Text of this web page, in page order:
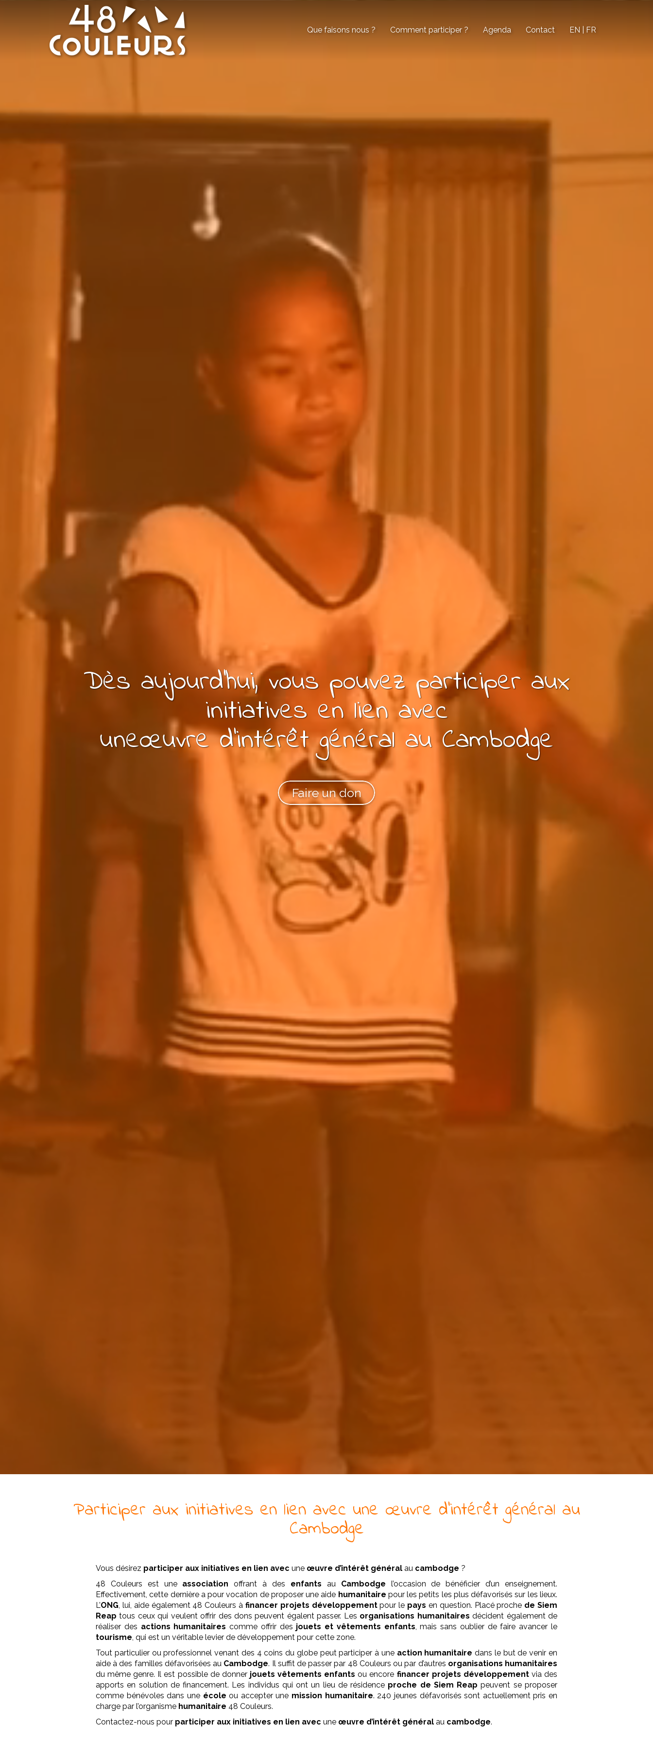
Que faisons nous ? Comment participer ? Agenda Contact EN | FR
Dès aujourd'hui, vous pouvezparticiper aux
initiatives en lien avec
uneœuvre d’intérêt généralau Cambodge
Faire un don
Participer aux initiatives en lien avecune œuvre d’intérêt général au
Cambodge
Vous désirez participer aux initiatives en lien avec une œuvre d’intérêt général au cambodge ?
48 Couleurs est une association offrant à des enfants au Cambodge l’occasion de bénéficier d’un enseignement.
Effectivement, cette dernière a pour vocation de proposer une aide humanitaire pour les petits les plus défavorisés sur les lieux.
L’ONG , lui, aide également 48 Couleurs à financer projets développementpour le pays en question. Placé proche de Siem
Reap tous ceux qui veulent offrir des dons peuvent égalent passer. Les organisations humanitaires décident également de
réaliser des actions humanitaires comme offrir des jouets et vêtements enfants , mais sans oublier de faire avancer le
tourisme , qui est un véritable levier de développement pour cette zone.
Tout particulier ou professionnel venant des 4 coins du globe peut participer à une action humanitaire dans le but de venir en
aide à des familles défavorisées au Cambodge. Il suffit de passer par 48 Couleurs ou par d’autres organisations humanitaires
du même genre. Il est possible de donner jouets vêtements enfantsou encore financer projets développementvia des
apports en solution de financement. Les individus qui ont un lieu de résidence proche de Siem Reappeuvent se proposer
comme bénévoles dans une école ou accepter une mission humanitaire. 240 jeunes défavorisés sont actuellement pris en
charge par l’organisme humanitaire 48 Couleurs.
Contactez-nous pour participer aux initiatives en lien avec une œuvre d’intérêt général au cambodge.